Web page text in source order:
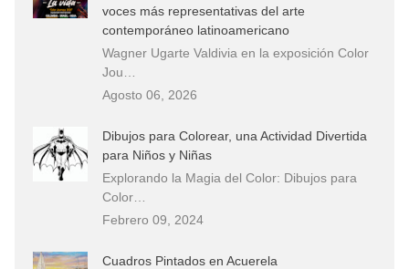
voces más representativas del arte
contemporáneo latinoamericano
Wagner Ugarte Valdivia en la exposición Color
Jou…
Agosto 06, 2026
Dibujos para Colorear, una Actividad Divertida
para Niños y Niñas
Explorando la Magia del Color: Dibujos para
Color…
Febrero 09, 2024
Cuadros Pintados en Acuerela